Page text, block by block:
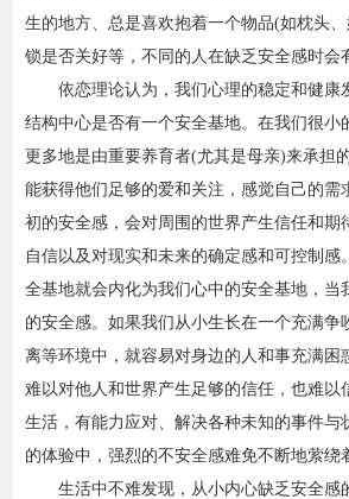
生的地方、总是喜欢抱着一个物品(如枕头
锁是否关好等，不同的人在缺乏安全感时会
依恋理论认为，我们心理的稳定和健康
结构中心是否有一个安全基地。在我们很小
更多地是由重要养育者(尤其是母亲)来承担
能获得他们足够的爱和关注，感觉自己的需
初的安全感，会对周围的世界产生信任和期
自信以及对现实和未来的确定感和可控制感
全基地就会内化为我们心中的安全基地，当
的安全感。如果我们从小生长在一个充满争
离等环境中，就容易对身边的人和事充满困
难以对他人和世界产生足够的信任，也难以
生活，有能力应对、解决各种未知的事件与
的体验中，强烈的不安全感难免不断地萦绕
生活中不难发现，从小内心缺乏安全感